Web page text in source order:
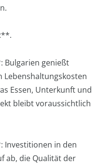
Bulgarien genießt
Essen, Unterkunft und
bleibt voraussichtlich
in den
ab, die Qualität der